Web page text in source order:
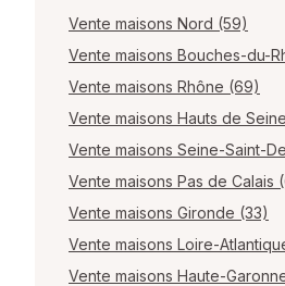
Vente maisons Nord (59)
Vente maisons Bouches-du-
Vente maisons Rhône (69)
Vente maisons Hauts de
Vente maisons Seine-Saint-
Vente maisons Pas de Calais
Vente maisons Gironde (33)
Vente maisons Loire-
Vente maisons Haute-